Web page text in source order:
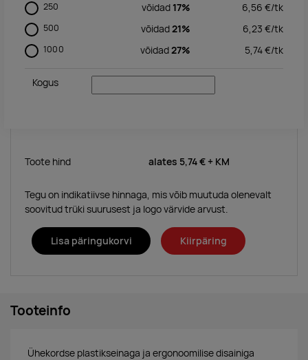
250 võidad 17% 6,56 €/tk
500 võidad21% 6,23 €/tk
1000 võidad27% 5,74€/tk
Kogus
Toote hind alates 5,74 € + KM
Tegu on indikatiivse hinnaga, mis võib muutuda olenevalt
soovitud trüki suurusest ja logo värvide arvust.
Lisa päringukorvi Kiirpäring
Tooteinfo
Ühekordse plastikseinaga ja ergonoomilise disainiga